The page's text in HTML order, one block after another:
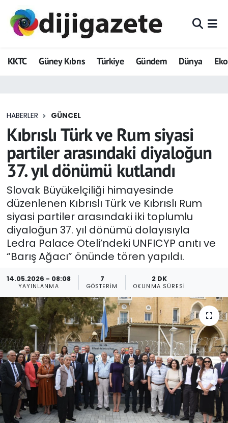
KKTC Güney Kıbrıs Türkiye Gündem Dünya
HABERLER GÜNCEL
Kıbrıslı Türk ve Rum siyasi
partiler arasındaki diyaloğun
37. yıl dönümü kutlandı
Slovak Büyükelçiliği himayesinde
düzenlenen Kıbrıslı Türk ve Kıbrıslı Rum
siyasi partiler arasındaki iki toplumlu
diyaloğun 37. yıl dönümü dolayısıyla
Ledra Palace Oteli’ndeki UNFICYP anıtı ve
“Barış Ağacı” önünde tören yapıldı.
14.05.2026 - 08:08
YAYINLANMA
7
GÖSTERIM
2 DK
OKUNMA SÜRESI
ADVERTORIAL
Dijigazete
Eğitim
Ekonomi
Foto Galeri
GEZİ
Güncel
Gündem
KKTC
KKTC YEREL SEÇİM 2018
Kültür Sanat
Magazin
Moda
Nöbetçi Eczaneler
Hava Durumu
Trafik Durumu
Tüm Manşetler
Son Dakika Haberleri
Haber Arşivi